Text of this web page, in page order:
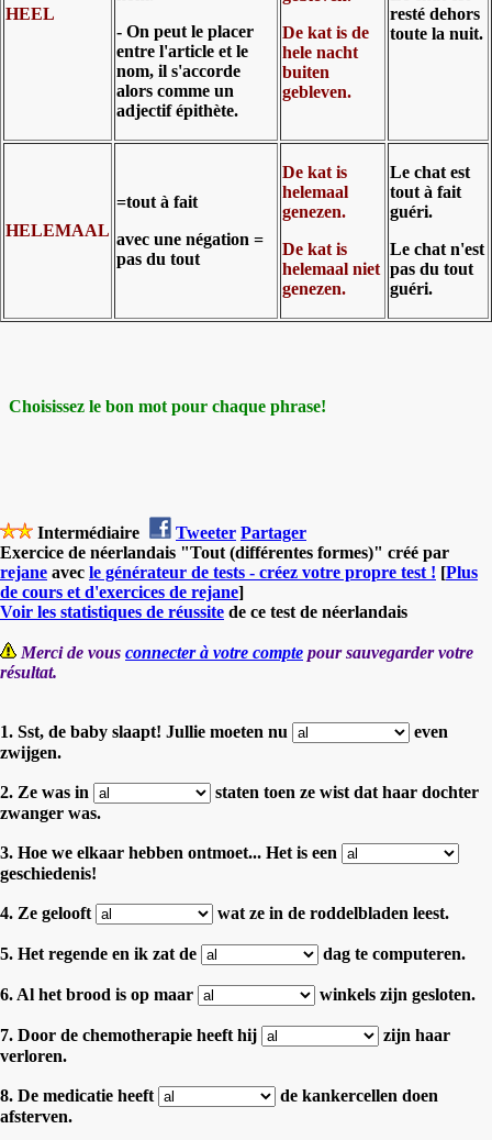
HEEL
- On peut le placer
entre l'article et le
nom, il s'accorde
alors comme un
adjectif épithète.
De kat is de
hele nacht
buiten
gebleven.
resté dehors
toute la nuit.
HELEMAAL
=tout à fait
avec une négation =
pas du tout
De kat is
helemaal
genezen.
De kat is
helemaal niet
genezen.
Le chat est
tout à fait
guéri.
Le chat n'est
pas du tout
guéri.
Choisissez le bon mot pour chaque phrase!
Intermédiaire Tweeter Partager
Exercice de néerlandais "Tout (différentes formes)" créé par
rejane avec le générateur de tests - créez votre propre test ! [Plus
de cours et d'exercices de rejane]
Voir les statistiques de réussite de ce test de néerlandais
Merci de vous connecter à votre compte pour sauvegarder votre
résultat.
1. Sst, de baby slaapt! Jullie moeten nu
even
zwijgen.
2. Ze was in
staten toen ze wist dat haar dochter
zwanger was.
3. Hoe we elkaar hebben ontmoet... Het is een
geschiedenis!
4. Ze gelooft wat ze in de roddelbladen leest.
5. Het regende en ik zat de dag te computeren.
6. Al het brood is op maar winkels zijn gesloten.
7. Door de chemotherapie heeft hij
zijn haar
verloren.
8. De medicatie heeft
de kankercellen doen
afsterven.